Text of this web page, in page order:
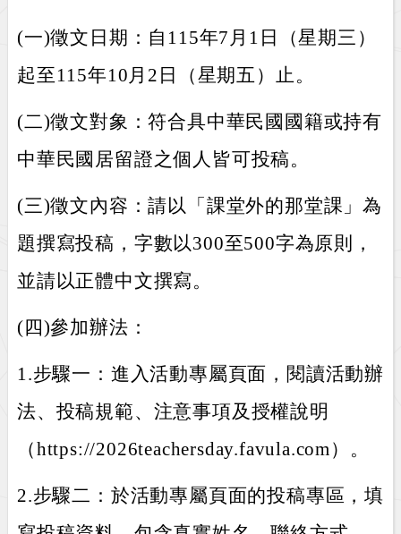
(一)徵文日期：自115年7月1日（星期三）
起至115年10月2日（星期五）止。
(二)徵文對象：符合具中華民國國籍或持有
中華民國居留證之個人皆可投稿。
(三)徵文內容：請以「課堂外的那堂課」為
題撰寫投稿，字數以300至500字為原則，
並請以正體中文撰寫。
(四)參加辦法：
1.步驟一：進入活動專屬頁面，閱讀活動辦
法、投稿規範、注意事項及授權說明
（https://2026teachersday.favula.com）。
2.步驟二：於活動專屬頁面的投稿專區，填